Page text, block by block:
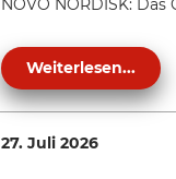
NOVO NORDISK:
Weiterlesen...
27. Juli 2026